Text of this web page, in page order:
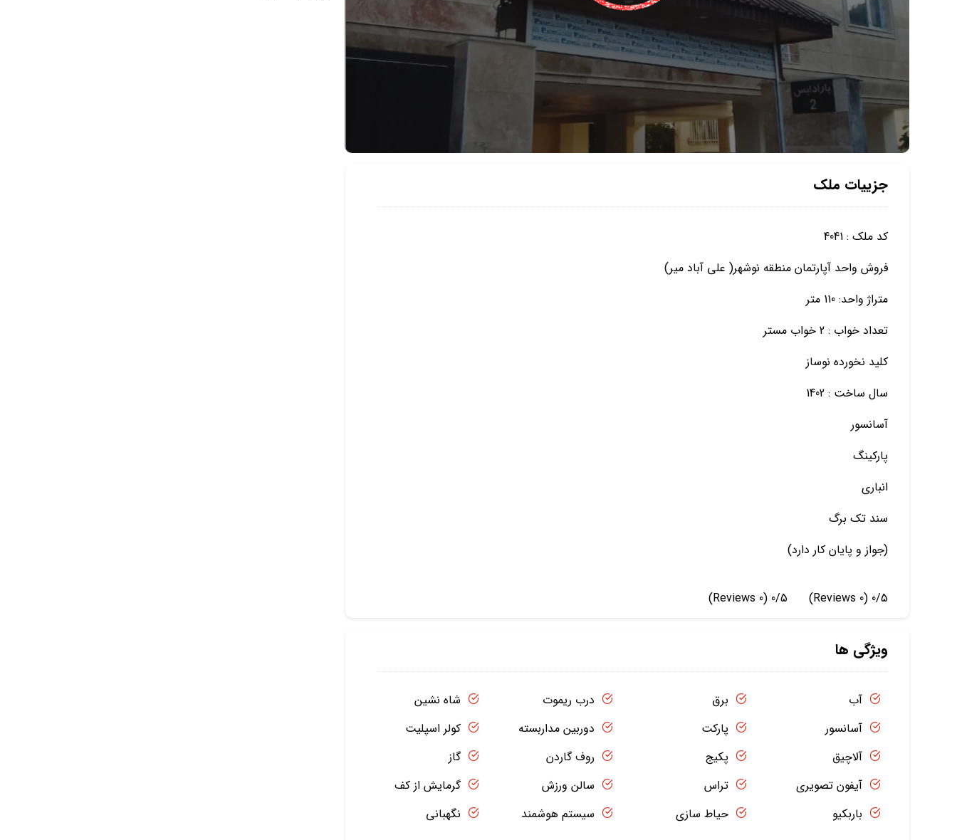
جزییات ملک
کد ملک : 4041
فروش واحد آپارتمان منطقه نوشهر( علی آباد میر)
متراژ واحد: 110 متر
تعداد خواب : 2 خواب مستر
کلید نخورده نوساز
سال ساخت : 1402
آسانسور
پارکینگ
انباری
سند تک برگ
(جواز و پایان کار دارد)
0/5
(0 Reviews)
0/5
(0 Reviews)
ویژگی ها
آب
آسانسور
آلاچیق
آیفون تصویری
باربکیو
برق
پارکت
پکیج
تراس
حیاط سازی
درب ریموت
دوربین مداربسته
روف گاردن
سالن ورزش
سیستم هوشمند
شاه نشین
کولر اسپلیت
گاز
گرمایش از کف
نگهبانی